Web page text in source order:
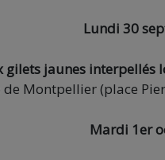
Lundi 30
jaunes interpellés
Montpellier (place
Mardi 1er